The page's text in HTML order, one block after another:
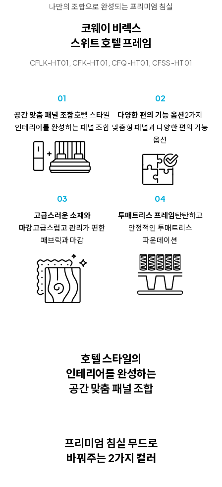
나만의 조합으로 완성되는 프리미엄 침실
코웨이 비렉스
스위트 호텔 프레임
CFLK-HT01, CFK-HT01, CFQ-HT01, CFSS-HT01
01
공간 맞춤 패널 조합호텔 스타일
인테리어를 완성하는 패널 조합
02
다양한 편의 기능 옵션2가지
맞춤형 패널과 다양한 편의 기능
옵션
03
고급스러운 소재와
마감고급스럽고 관리가 편한
패브릭과 마감
04
투매트리스 프레임탄탄하고
안정적인 투매트리스
파운데이션
호텔 스타일의
인테리어를 완성하는
공간 맞춤 패널 조합
프리미엄 침실 무드로
바꿔주는 2가지 컬러